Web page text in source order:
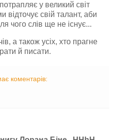
у великий світ
відточує свій талант, аби
чого слів ще не існує...
а також усіх, хто прагне
й писати.
коментарів: